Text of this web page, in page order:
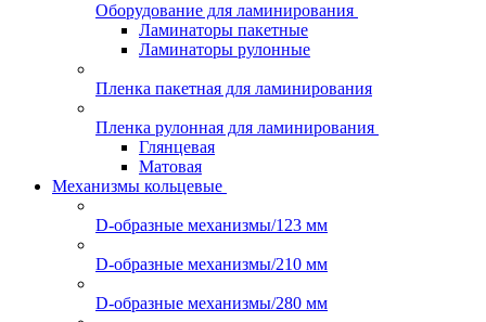
Оборудование для ламинирования
Ламинаторы пакетные
Ламинаторы рулонные
Пленка пакетная для ламинирования
Пленка рулонная для ламинирования
Глянцевая
Матовая
Механизмы кольцевые
D-образные механизмы/123 мм
D-образные механизмы/210 мм
D-образные механизмы/280 мм